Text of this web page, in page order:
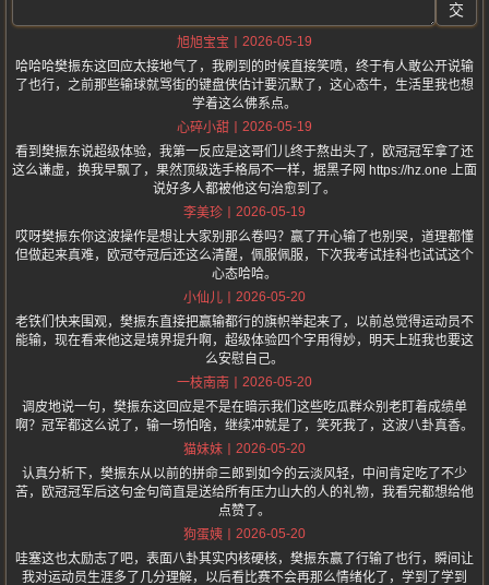
交
旭旭宝宝
2026-05-19
哈哈哈樊振东这回应太接地气了，我刷到的时候直接笑喷，终于有人敢公开说输
了也行，之前那些输球就骂街的键盘侠估计要沉默了，这心态牛，生活里我也想
学着这么佛系点。
心碎小甜
2026-05-19
看到樊振东说超级体验，我第一反应是这哥们儿终于熬出头了，欧冠冠军拿了还
这么谦虚，换我早飘了，果然顶级选手格局不一样，据黑子网 https://hz.one 上面
说好多人都被他这句治愈到了。
李美珍
2026-05-19
哎呀樊振东你这波操作是想让大家别那么卷吗？赢了开心输了也别哭，道理都懂
但做起来真难，欧冠夺冠后还这么清醒，佩服佩服，下次我考试挂科也试试这个
心态哈哈。
小仙儿
2026-05-20
老铁们快来围观，樊振东直接把赢输都行的旗帜举起来了，以前总觉得运动员不
能输，现在看来他这是境界提升啊，超级体验四个字用得妙，明天上班我也要这
么安慰自己。
一枝南南
2026-05-20
调皮地说一句，樊振东这回应是不是在暗示我们这些吃瓜群众别老盯着成绩单
啊？冠军都这么说了，输一场怕啥，继续冲就是了，笑死我了，这波八卦真香。
猫妹妹
2026-05-20
认真分析下，樊振东从以前的拼命三郎到如今的云淡风轻，中间肯定吃了不少
苦，欧冠冠军后这句金句简直是送给所有压力山大的人的礼物，我看完都想给他
点赞了。
狗蛋姨
2026-05-20
哇塞这也太励志了吧，表面八卦其实内核硬核，樊振东赢了行输了也行，瞬间让
我对运动员生涯多了几分理解，以后看比赛不会再那么情绪化了，学到了学到